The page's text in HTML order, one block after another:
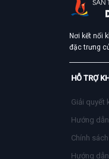
Nơi kết nối
đặc trưng
HỖ TRỢ
Giải quyết
Hướng
Chính
Hướng